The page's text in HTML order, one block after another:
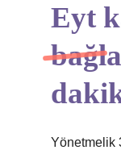
Eyt
Yönetmelik